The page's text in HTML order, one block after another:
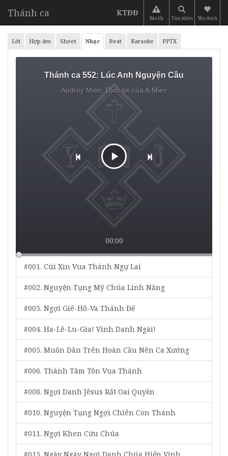
Thánh ca KTĐĐ
Báo lỗi Tìm kiếm Yêu thích
Lời Hợp âm Sheet Nhạc Beat Karaoke PPTX
Thánh ca 552: Lúc Anh Nguyện Cầu
Audrey Mieir; Dịch lời của A.Mieir
00:00
#001. Cúi Xin Vua Thánh Ngự Lai
#002. Nguyện Tụng Mỹ Chúa Linh Năng
#003. Ngợi Giê-Hô-Va Thánh Đế
#004. Ha-Lê-Lu-Gia! Vinh Danh Ngài!
#005. Muôn Dân Trên Hoàn Cầu Nên Ca Xướng
#006. Thành Tâm Tôn Vua Thánh
#008. Ngợi Danh Jêsus Rất Oai Quyền
#010. Nguyện Tụng Ngợi Chiên Con Thánh
#011. Ngợi Khen Cứu Chúa
#015. Ngày Ngày Ngợi Danh Chúa Hiển Vinh